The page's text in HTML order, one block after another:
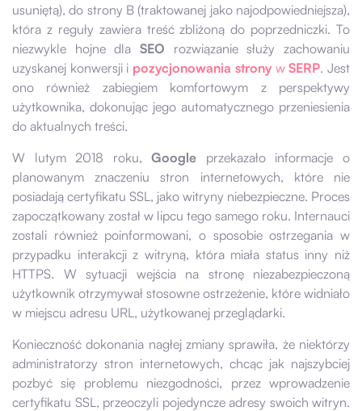
usuniętą), do strony B (traktowanej jako najodpowiedniejsza),
która z reguły zawiera treść zbliżoną do poprzedniczki. To
niezwykle hojne dla SEO rozwiązanie służy zachowaniu
uzyskanej konwersji i pozycjonowania strony wSERP. Jest
ono również zabiegiem komfortowym z perspektywy
użytkownika, dokonując jego automatycznego przeniesienia
do aktualnych treści.
W lutym 2018 roku,Google przekazało informacje o
planowanym znaczeniu stron internetowych, które nie
posiadają certyfikatu SSL, jako witryny niebezpieczne. Proces
zapoczątkowany został w lipcu tego samego roku. Internauci
zostali również poinformowani, o sposobie ostrzegania w
przypadku interakcji z witryną, która miała status inny niż
HTTPS. W sytuacji wejścia na stronę niezabezpieczoną
użytkownik otrzymywał stosowne ostrzeżenie, które widniało
w miejscu adresu URL, użytkowanej przeglądarki.
Konieczność dokonania nagłej zmiany sprawiła, że niektórzy
administratorzy stron internetowych, chcąc jak najszybciej
pozbyć się problemu niezgodności, przez wprowadzenie
certyfikatu SSL, przeoczyli pojedyncze adresy swoich witryn.